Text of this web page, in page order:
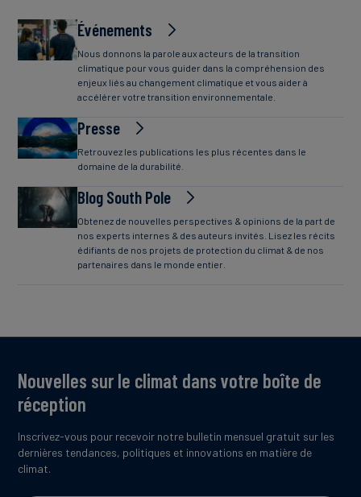
Événements
Nous donnons la parole aux acteurs de la transition
climatique pour vous guider dans la compréhension des
enjeux liés au changement climatique et vous aider à
accélérer votre transition environnementale.
Presse
Retrouvez les publications les plus récentes dans le
domaine de la durabilité.
Blog South Pole
Obtenez de nouvelles perspectives & opinions de la part de
nos experts internes & des auteurs invités. Lisez les récits
édifiants de nos projets de protection du climat & de nos
partenaires dans le monde entier.
Nouvelles sur le climat dans votre boîte de
réception
Inscrivez-vous pour recevoir notre bulletin mensuel gratuit sur les
dernières tendances, politiques et innovations en matière de
climat.